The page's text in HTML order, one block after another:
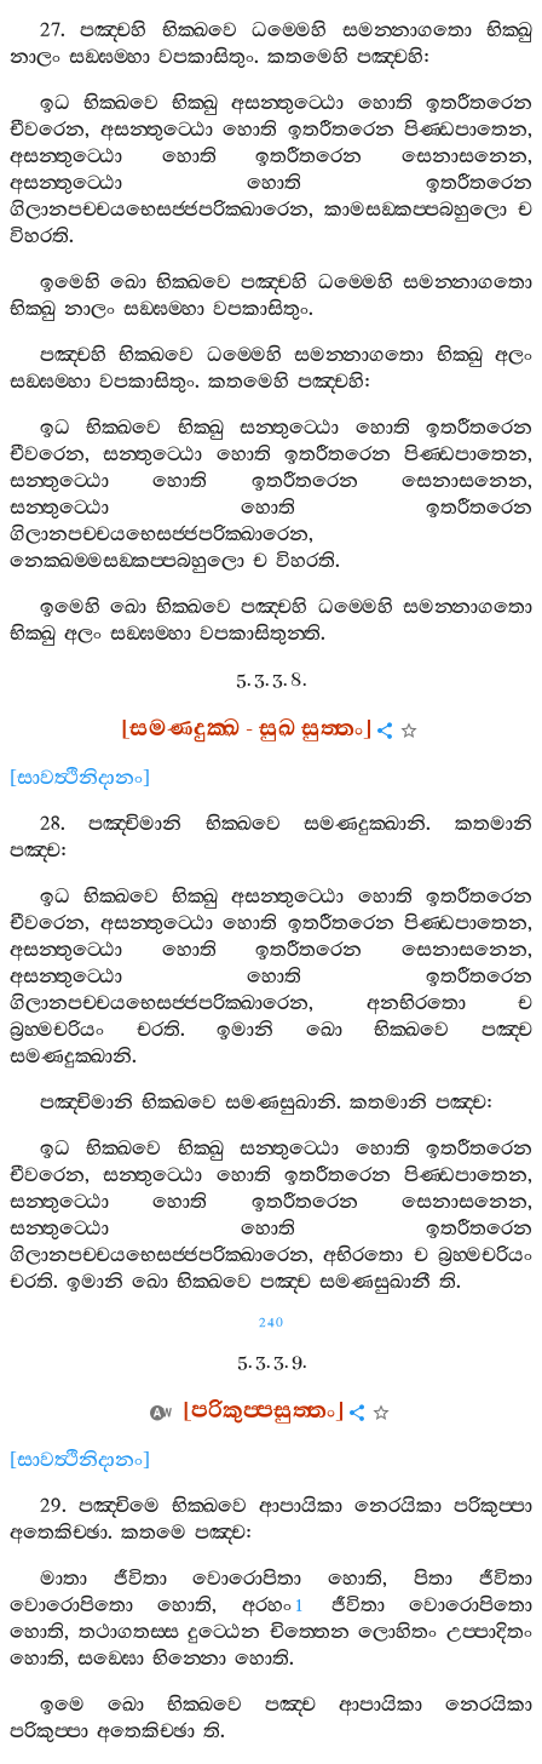
27.පඤ‍්චහි භික‍්ඛවෙ ධම‍්මෙහි සමන‍්නාගතො
භික‍්ඛු
නාලං සඞ‍්ඝම‍්හා වපකාසිතුං. කතමෙහි පඤ‍්චහි:
ඉධ
භික‍්ඛවෙ භික‍්ඛු අසන‍්තුට‍්ඨො හොති
ඉතරීතරෙන
චීවරෙන, අසන‍්තුට‍්ඨො හොති ඉතරීතරෙන පිණ‍්ඩපාතෙන,
අසන‍්තුට‍්ඨො
හොති ඉතරීතරෙන සෙනාසනෙන,
අසන‍්තුට‍්ඨො
හොති
ඉතරීතරෙන
ගිලානපච‍්චයභෙසජ‍්ජපරික‍්ඛාරෙන, කාමසඞ‍්කප‍්පබහුලො ච
විහරති.
ඉමෙහි ඛො භික‍්ඛවෙ පඤ‍්චහි ධම‍්මෙහි සමන‍්නාගතො
භික‍්ඛු නාලං සඞ‍්ඝම‍්හා වපකාසිතුං.
පඤ‍්චහි භික‍්ඛවෙ ධම‍්මෙහි සමන‍්නාගතො භික‍්ඛු අලං
සඞ‍්ඝම‍්හා වපකාසිතුං. කතමෙහි පඤ‍්චහි:
ඉධ
භික‍්ඛවෙ භික‍්ඛු සන‍්තුට‍්ඨො හොති
ඉතරීතරෙන
චීවරෙන,සන‍්තුට‍්ඨො හොති ඉතරීතරෙන පිණ‍්ඩපාතෙන,
සන‍්තුට‍්ඨො
හොති ඉතරීතරෙන සෙනාසනෙන,
සන‍්තුට‍්ඨො
හොති
ඉතරීතරෙන
ගිලානපච‍්චයභෙසජ‍්ජපරික‍්ඛාරෙන,
නෙක‍්ඛම‍්මසඞ‍්කප‍්පබහුලො ච විහරති.
ඉමෙහි ඛො භික‍්ඛවෙ පඤ‍්චහි ධම‍්මෙහි සමන‍්නාගතො
භික‍්ඛු අලං සඞ‍්ඝම‍්හා වපකාසිතුන‍්ති.
5. 3. 3. 8.
[සමණදුක‍්ඛ-සුඛසුත‍්තං]
[සාවත්‍ථිනිදානං]
28.පඤ‍්චිමානි භික‍්ඛවෙ සමණදුක‍්ඛානි. කතමානි
පඤ‍්ච:
ඉධ
භික‍්ඛවෙ භික‍්ඛු අසන‍්තුට‍්ඨො හොති
ඉතරීතරෙන
චීවරෙන, අසන‍්තුට‍්ඨො හොති ඉතරීතරෙන පිණ‍්ඩපාතෙන,
අසන‍්තුට‍්ඨො
හොති ඉතරීතරෙන සෙනාසනෙන,
අසන‍්තුට‍්ඨො
හොති
ඉතරීතරෙන
ගිලානපච‍්චයභෙසජ‍්ජපරික‍්ඛාරෙන, අනභිරතො
ච
බ්‍රහ‍්මචරියං
චරති.ඉමානි ඛො භික‍්ඛවෙ
පඤ‍්ච
සමණදුක‍්ඛානි.
පඤ‍්චිමානි භික‍්ඛවෙ සමණසුඛානි. කතමානි පඤ‍්ච:
ඉධ
භික‍්ඛවෙ භික‍්ඛු සන‍්තුට‍්ඨො හොති
ඉතරීතරෙන
චීවරෙන,සන‍්තුට‍්ඨො හොති ඉතරීතරෙන පිණ‍්ඩපාතෙන,
සන‍්තුට‍්ඨො
හොති ඉතරීතරෙන සෙනාසනෙන,
සන‍්තුට‍්ඨො
හොති
ඉතරීතරෙන
ගිලානපච‍්චයභෙසජ‍්ජපරික‍්ඛාරෙන,අභිරතො ච බ්‍රහ‍්මචරියං
චරති. ඉමානි ඛො භික‍්ඛවෙ පඤ‍්ච සමණසුඛානී ති.
240
5. 3. 3. 9.
[පරිකුප‍්පසුත‍්තං]
[සාවත්‍ථිනිදානං]
29. පඤ‍්චිමෙ භික‍්ඛවෙ ආපායිකා නෙරයිකා පරිකුප‍්පා
අතෙකිච‍්ඡා. කතමෙ පඤ‍්ච:
මාතා
ජීවිතා වොරොපිතා හොති,පිතා
ජීවිතා
වොරොපිතො
හොති, අරහං 1 ජීවිතා
වොරොපිතො
හොති, තථාගතස‍්ස දුට‍්ඨෙන චිත‍්තෙන ලොහිතං උප‍්පාදිතං
හොති, සඞ‍්ඝො භින‍්නො හොති.
ඉමෙ
ඛො භික‍්ඛවෙ පඤ‍්ච ආපායිකා
නෙරයිකා
පරිකුප‍්පා අතෙකිච‍්ඡා ති.